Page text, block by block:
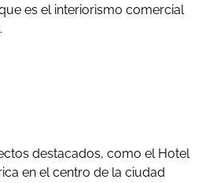
es el interiorismo comercial
destacados, como el Hotel
en el centro de la ciudad